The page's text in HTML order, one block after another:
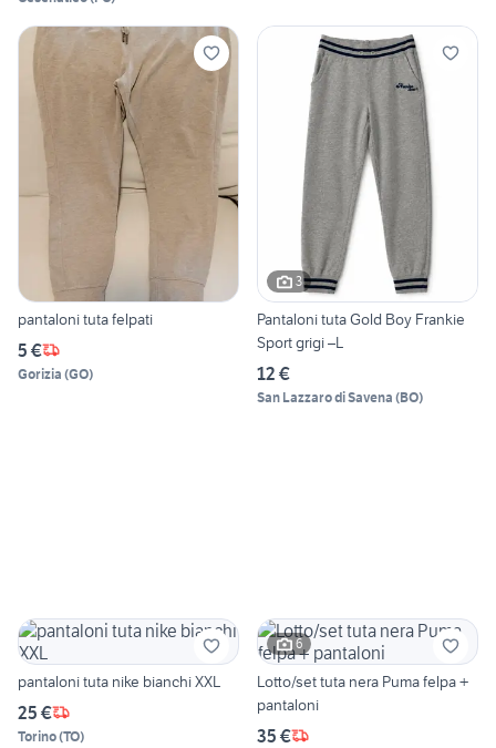
pantaloni tuta felpati
5 €
Gorizia (GO)
3
Pantaloni tuta Gold Boy Frankie
Sport grigi –L
12 €
San Lazzaro di Savena (BO)
pantaloni tuta nike bianchi XXL
25 €
Torino(TO)
6
Lotto/set tuta nera Puma felpa +
pantaloni
35 €